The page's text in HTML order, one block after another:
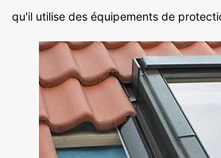
qu'il utilise des équipements de